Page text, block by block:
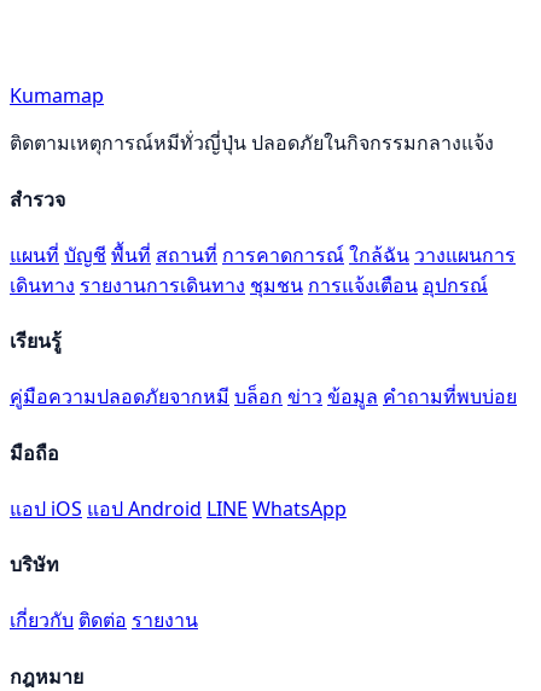
Kumamap
ติดตามเหตุการณ์หมีทั่วญี่ปุ่น ปลอดภัยในกิจกรรมกลางแจ้ง
สำรวจ
แผนที่ บัญชี พื้นที่ สถานที่ การคาดการณ์ใกล้ฉัน วางแผนการ
เดินทาง รายงานการเดินทาง ชุมชน การแจ้งเตือน อุปกรณ์
เรียนรู้
คู่มือความปลอดภัยจากหมี บล็อก ข่าว ข้อมูล คำถามที่พบบ่อย
มือถือ
แอป iOS แอป Android LINE WhatsApp
บริษัท
เกี่ยวกับ ติดต่อ รายงาน
กฎหมาย